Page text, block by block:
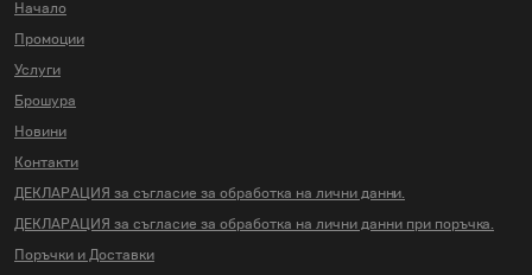
Начало
Промоции
Услуги
Брошура
Новини
Контакти
ДЕКЛАРАЦИЯ за съгласие за обработка на лични данни.
ДЕКЛАРАЦИЯ за съгласие за обработка на лични данни при поръчка.
Поръчки и Доставки